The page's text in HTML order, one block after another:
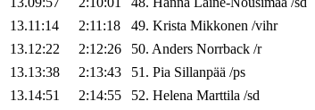
13.11:14
2:11:18 49. Krista Mikkonen /vihr
13.12:22
2:12:26 50. Anders Norrback /r
13.13:38
2:13:43 51. Pia Sillanpää /ps
13.14:51
2:14:55 52. Helena Marttila /sd